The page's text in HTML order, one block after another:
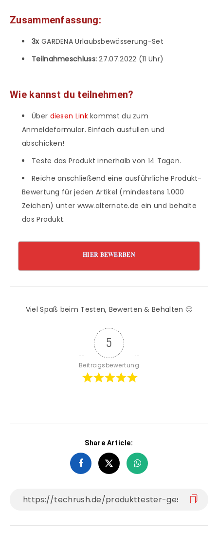
Zusammenfassung:
3x GARDENA Urlaubsbewässerung-Set
Teilnahmeschluss:27.07.2022 (11 Uhr)
Wie kannst du teilnehmen?
Über diesen Linkkommst du zum
Anmeldeformular. Einfach ausfüllen und
abschicken!
Teste das Produkt innerhalb von 14 Tagen.
Reiche anschließend eine ausführliche Produkt-
Bewertung für jeden Artikel (mindestens 1.000
Zeichen) unter www.alternate.de ein und behalte
das Produkt.
HIER BEWERBEN
Viel Spaß beim Testen, Bewerten & Behalten 🙂
5
Beitragsbewertung
Share Article: